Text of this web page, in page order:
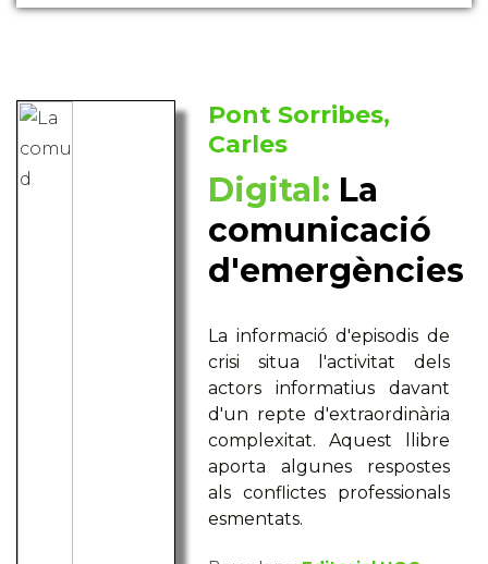
Pont Sorribes,
Carles
Digital: La
comunicació
d'emergències
La informació d'episodis de
crisi situa l'activitat dels
actors informatius davant
d'un repte d'extraordinària
complexitat. Aquest llibre
aporta algunes respostes
als conflictes professionals
esmentats.